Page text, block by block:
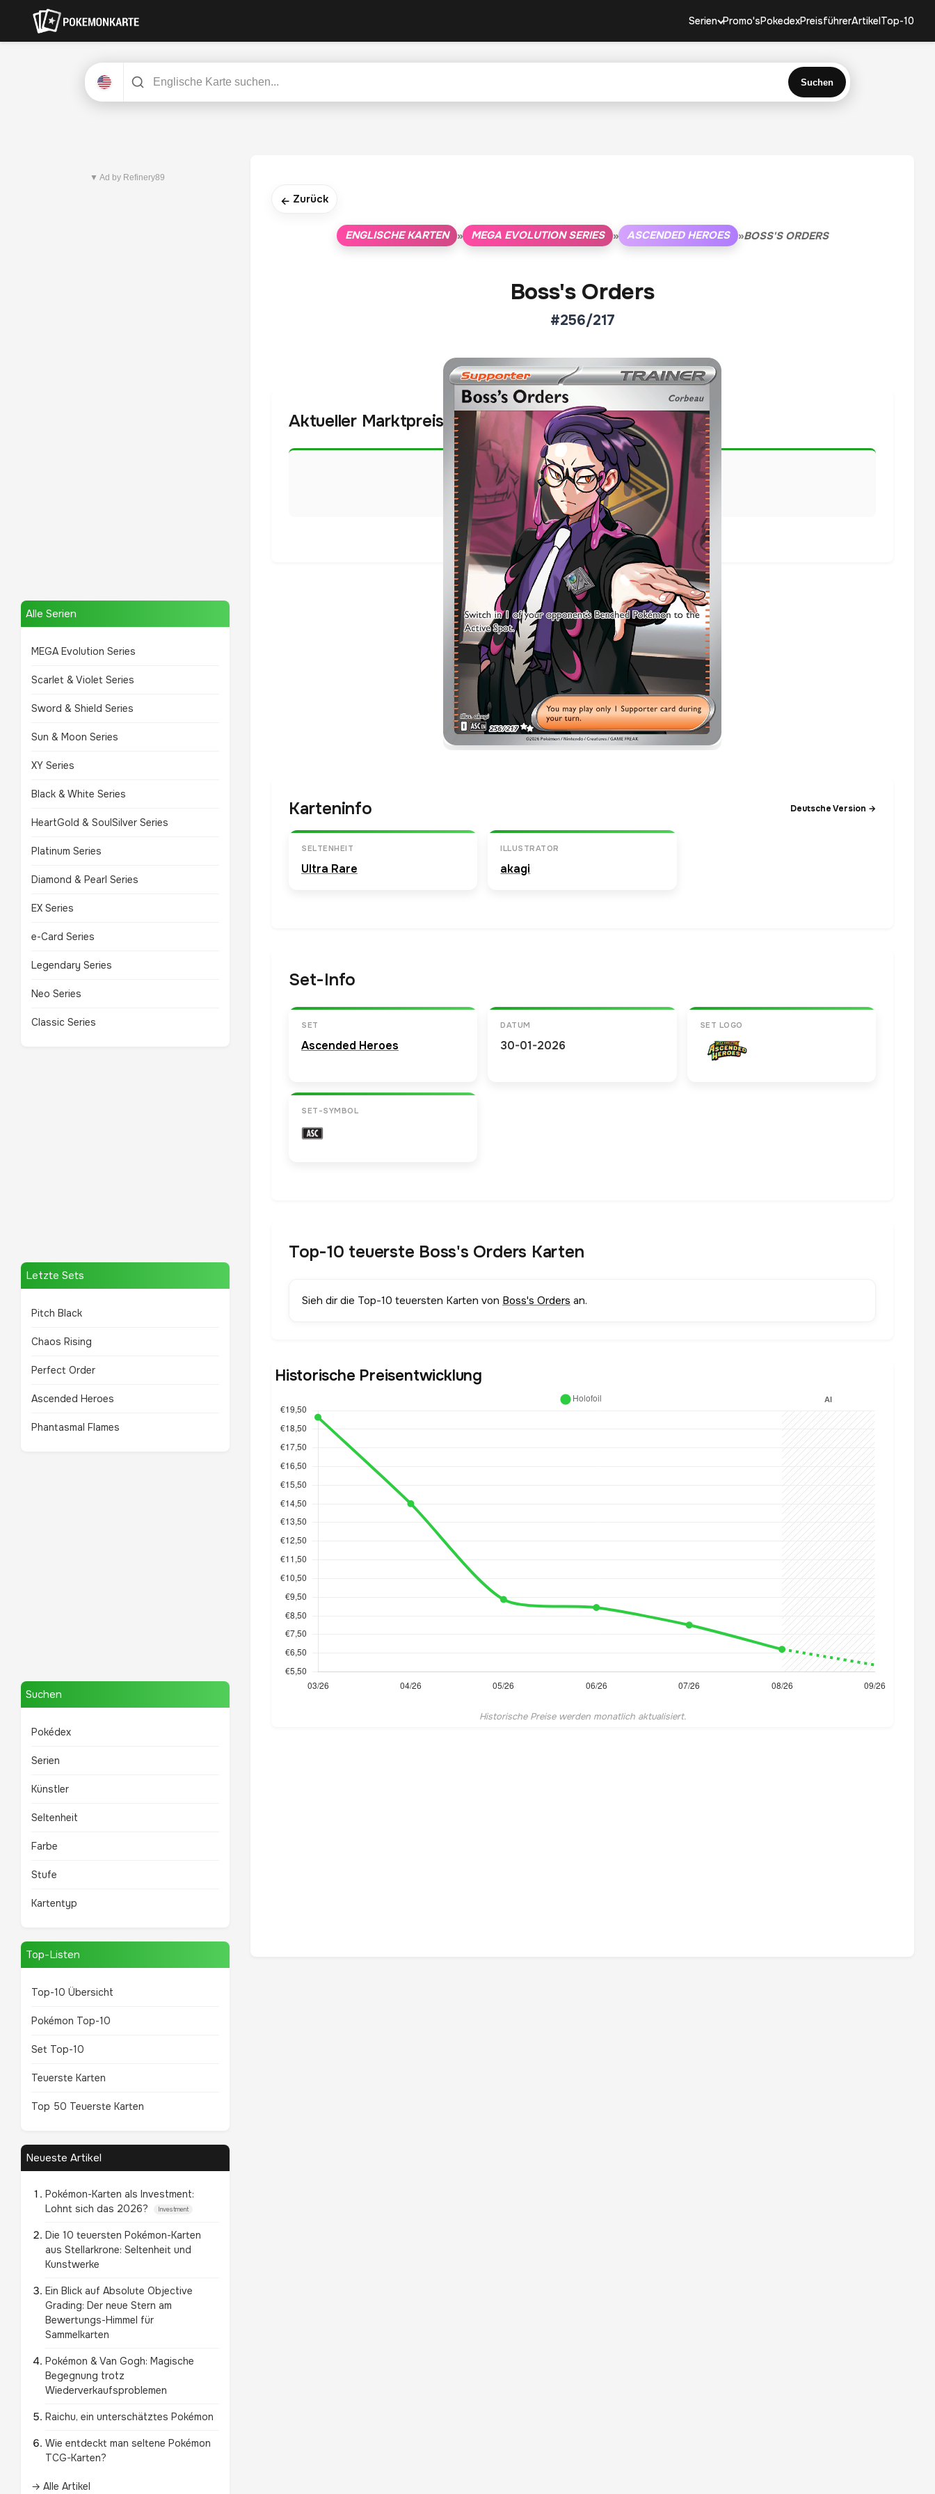
Serien Promo'sPokedexPreisführerArtikelTop-10
Suchen
▼ Ad by Refinery89
Alle Serien
MEGA Evolution Series
Scarlet & Violet Series
Sword & Shield Series
Sun & Moon Series
XY Series
Black & White Series
HeartGold & SoulSilver Series
Platinum Series
Diamond & Pearl Series
EX Series
e-Card Series
Legendary Series
Neo Series
Classic Series
Letzte Sets
Pitch Black
Chaos Rising
Perfect Order
Ascended Heroes
Phantasmal Flames
TOP 10 POKÉMON
TOP 10 POKÉMON
Suchen
Pokédex
Serien
Künstler
Seltenheit
Farbe
Stufe
Kartentyp
Top-Listen
Top-10 Übersicht
Pokémon Top-10
Set Top-10
Teuerste Karten
Top 50 Teuerste Karten
Neueste Artikel
Pokémon-Karten als Investment:
Lohnt sich das 2026?
Investment
Die 10 teuersten Pokémon-Karten
aus Stellarkrone: Seltenheit und
Kunstwerke
Ein Blick auf Absolute Objective
Grading: Der neue Stern am
Bewertungs-Himmel für
Sammelkarten
Pokémon & Van Gogh: Magische
Begegnung trotz
Wiederverkaufsproblemen
Raichu, ein unterschätztes Pokémon
Wie entdeckt man seltene Pokémon
TCG-Karten?
→ Alle Artikel
← Zurück
ENGLISCHE KARTEN » MEGA EVOLUTION SERIES » ASCENDED HEROES »BOSS'S ORDERS
Boss's Orders
#256/217
Aktueller Marktpreis
€6,59
Holofoil
Preise werden täglich aktualisiert.
Karteninfo Deutsche Version →
SELTENHEIT
Ultra Rare
ILLUSTRATOR
akagi
Set-Info
SET
Ascended Heroes
DATUM
30-01-2026
SET LOGO
SET-SYMBOL
Top-10 teuerste Boss's Orders Karten
Sieh dir die Top-10 teuersten Karten von Boss's Orders an.
Historische Preisentwicklung
Historische Preise werden monatlich aktualisiert.